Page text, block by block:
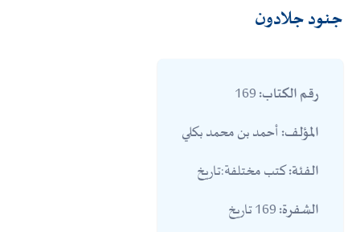
جنود جلادون
رقم الكتاب:
المؤلف:أحمد بن محمد بكلي
الفئة:كتب مختلفة:تاريخ
الشفرة: